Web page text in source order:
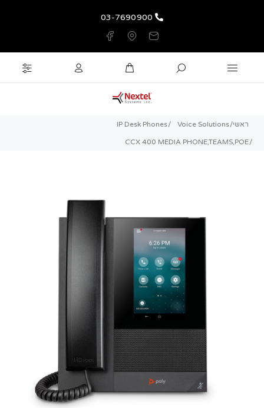
03-7690900
ראשי Voice Solutions
IP Desk Phones
CCX 400 MEDIA PHONE,TEAMS,POE